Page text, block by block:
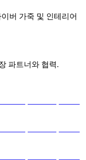
버 가죽 및 인테리어
파트너와 협력.